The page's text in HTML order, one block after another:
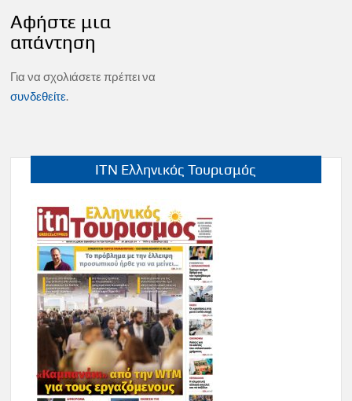
Αφήστε μια
απάντηση
Για να σχολιάσετε πρέπει να
συνδεθείτε.
ITN Ελληνικός Τουρισμός